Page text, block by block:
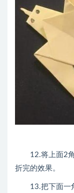
12.将上面2角
折完的效果。
13.把下面一角